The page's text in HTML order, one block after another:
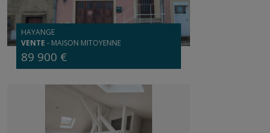
HAYANGE
VENTE - MAISON MITOYENNE
89 900 €